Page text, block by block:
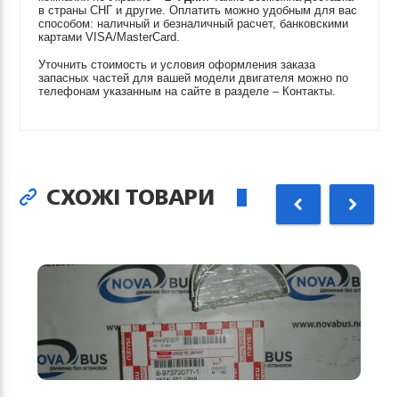
в страны СНГ и другие. Оплатить можно удобным для вас
способом: наличный и безналичный расчет, банковскими
картами VISA/MasterCard.
Уточнить стоимость и условия оформления заказа
запасных частей для вашей модели двигателя можно по
телефонам указанным на сайте в разделе – Контакты.
СХОЖІ ТОВАРИ